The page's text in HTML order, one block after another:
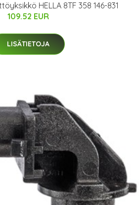
HELLA 8TF 358 146-831
109.52 EUR
LISÄTIETOJA